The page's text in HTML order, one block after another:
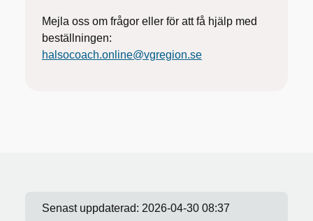
Mejla oss om frågor eller för att få hjälp med
beställningen:
halsocoach.online@vgregion.se
Senast uppdaterad: 2026-04-30 08:37